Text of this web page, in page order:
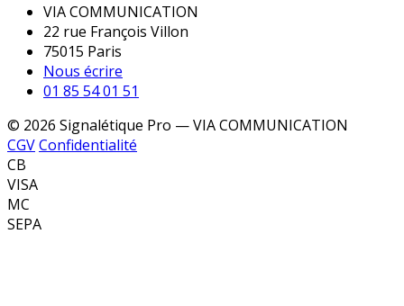
VIA COMMUNICATION
22 rue François Villon
75015 Paris
Nous écrire
01 85 54 01 51
© 2026 Signalétique Pro — VIA COMMUNICATION
CGVConfidentialité
CB
VISA
MC
SEPA